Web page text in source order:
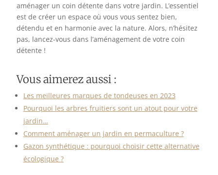
aménager un coin détente dans votre jardin. L’essentiel
est de créer un espace où vous vous sentez bien,
détendu et en harmonie avec la nature. Alors, n’hésitez
pas, lancez-vous dans l’aménagement de votre coin
détente !
Vous aimerez aussi :
Les meilleures marques de tondeuses en 2023
Pourquoi les arbres fruitiers sont un atout pour votre
jardin…
Comment aménager un jardin en permaculture ?
Gazon synthétique : pourquoi choisir cette alternative
écologique ?